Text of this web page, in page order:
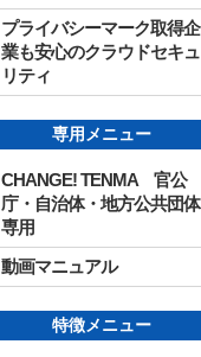
プライバシーマーク取得企
業も安心のクラウドセキュ
リティ
専用メニュー
CHANGE! TENMA 官公
庁・自治体・地方公共団体
専用
動画マニュアル
特徴メニュー